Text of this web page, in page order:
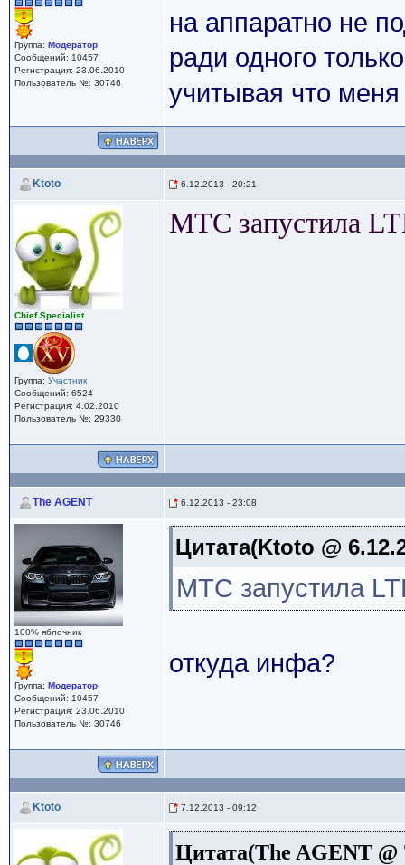
Группа: Модератор
Сообщений: 10457
Регистрация: 23.06.2010
Пользователь №: 30746
на аппаратно не
ради одного
учитывая что меня
Ktoto 6.12.2013 - 20:21
Сhief Specialist
Группа: Участник
Сообщений: 6524
Регистрация: 4.02.2010
Пользователь №: 29330
МТС запустила
The AGENT 6.12.2013 - 23:08
100% яблочник
Группа: Модератор
Сообщений: 10457
Регистрация: 23.06.2010
Пользователь №: 30746
Цитата(Ktoto @
МТС запустила
откуда инфа?
Ktoto 7.12.2013 - 09:12
Цитата(The AGENT @